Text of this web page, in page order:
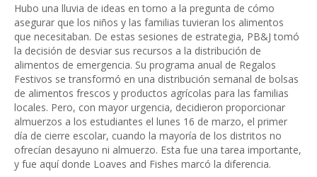
Hubo una lluvia de ideas en torno a la pregunta de cómo
asegurar que los niños y las familias tuvieran los alimentos
que necesitaban. De estas sesiones de estrategia, PB&J tomó
la decisión de desviar sus recursos a la distribución de
alimentos de emergencia. Su programa anual de Regalos
Festivos se transformó en una distribución semanal de bolsas
de alimentos frescos y productos agrícolas para las familias
locales. Pero, con mayor urgencia, decidieron proporcionar
almuerzos a los estudiantes el lunes 16 de marzo, el primer
día de cierre escolar, cuando la mayoría de los distritos no
ofrecían desayuno ni almuerzo. Esta fue una tarea importante,
y fue aquí donde Loaves and Fishes marcó la diferencia.